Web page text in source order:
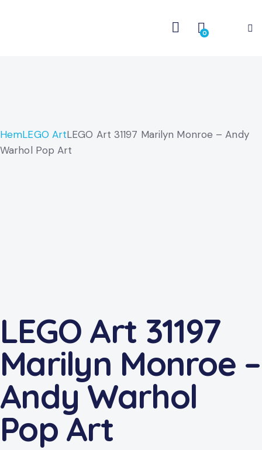
0
HemLEGO ArtLEGO Art 31197 Marilyn Monroe – Andy
Warhol Pop Art
LEGO Art 31197
Marilyn Monroe –
Andy Warhol
Pop Art